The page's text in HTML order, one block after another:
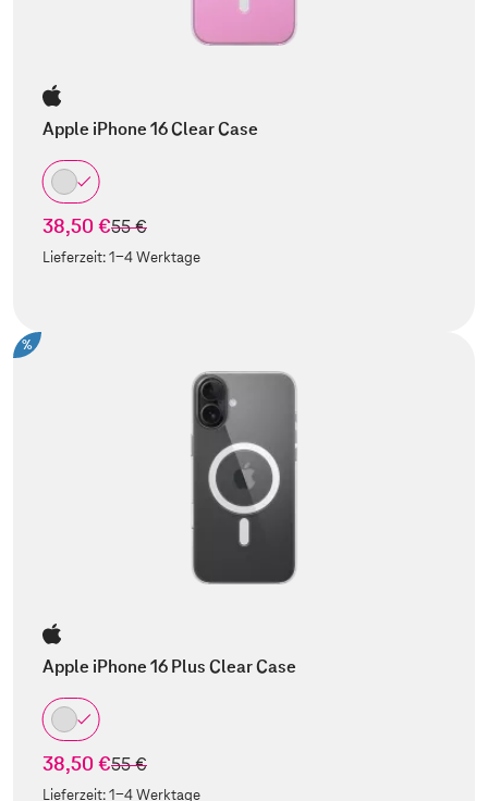
Apple iPhone 16 Clear Case
38,50 €statt
55 €
Lieferzeit:1-4 Werktage
%
Apple iPhone 16 Plus Clear Case
38,50 €statt
55 €
Lieferzeit:1-4 Werktage